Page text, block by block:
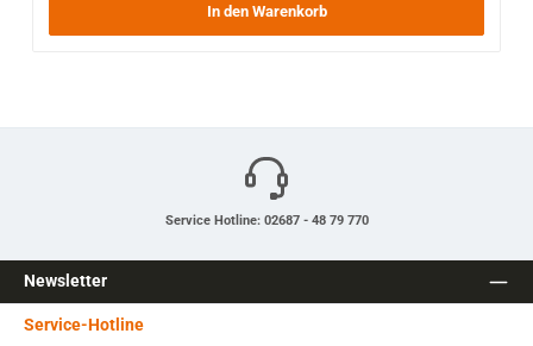
In den Warenkorb
Service Hotline: 02687 - 48 79 770
Newsletter
Service-Hotline